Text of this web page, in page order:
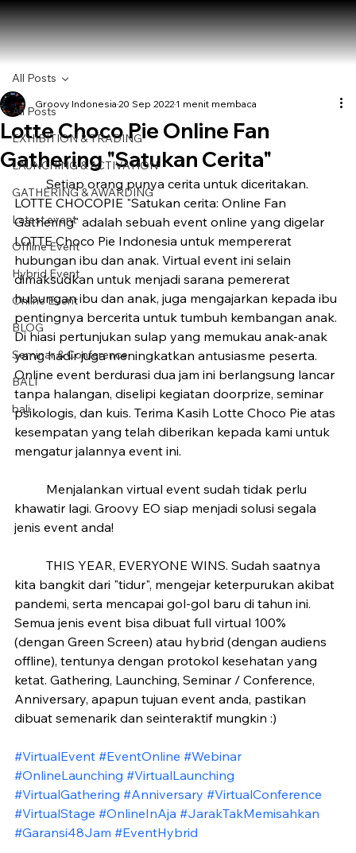
All Posts
EXHIBITION & TRADING
LAUNCHING & ACTIVATION
GATHERING & AWARDING
Latest event
Offline Event
Hybrid Event
Online Event
BLOG
Seminar & Conference
BALI
bali
All Posts
Lotte Choco Pie Online Fan
Gathering "Satukan Cerita"
Groovy Indonesia 20 Sep 2022 1 menit membaca
LOTTE CHOCOPIE "Satukan cerita: Online Fan
Gathering" adalah sebuah event online yang digelar
LOTTE Choco Pie Indonesia untuk mempererat
hubungan ibu dan anak. Virtual event ini selain
dimaksudkan untuk menjadi sarana pemererat
hubungan ibu dan anak, juga mengajarkan kepada ibu
pentingnya bercerita untuk tumbuh kembangan anak.
Di hiasi pertunjukan sulap yang memukau anak-anak
yang hadir juga meningkatkan antusiasme peserta.
Online event berdurasi dua jam ini berlangsung lancar
tanpa halangan, diselipi kegiatan doorprize, seminar
psikologis, dan kuis. Terima Kasih Lotte Choco Pie atas
kesempatan yang telah diberikan kepada kami untuk
mengatur jalannya event ini.
khawatir lagi. Groovy EO siap menjadi solusi segala
kita bangkit dari "tidur", mengejar keterpurukan akibat
pandemi, serta mencapai gol-gol baru di tahun ini.
Semua jenis event bisa dibuat full virtual 100%
(dengan Green Screen) atau hybrid (dengan audiens
offline), tentunya dengan protokol kesehatan yang
ketat. Gathering, Launching, Seminar / Conference,
Anniversary, apapun tujuan event anda, pastikan
dibuat semenarik dan seinteraktif mungkin :)
#VirtualEvent #EventOnline #Webinar
#OnlineLaunching #VirtualLaunching
#VirtualGathering #Anniversary #VirtualConference
#VirtualStage #OnlineInAja #JarakTakMemisahkan
#Garansi48Jam #EventHybrid